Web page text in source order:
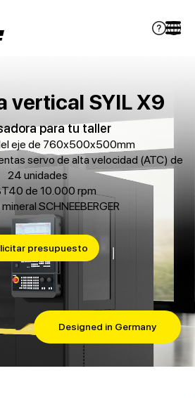
vertical SYIL X9
para tu taller
eje de 760x500x500mm
servo de alta velocidad (ATC) de
24 unidades
de 10.000 rpm
SCHNEEBERGER
presupuesto
Designed in Germany